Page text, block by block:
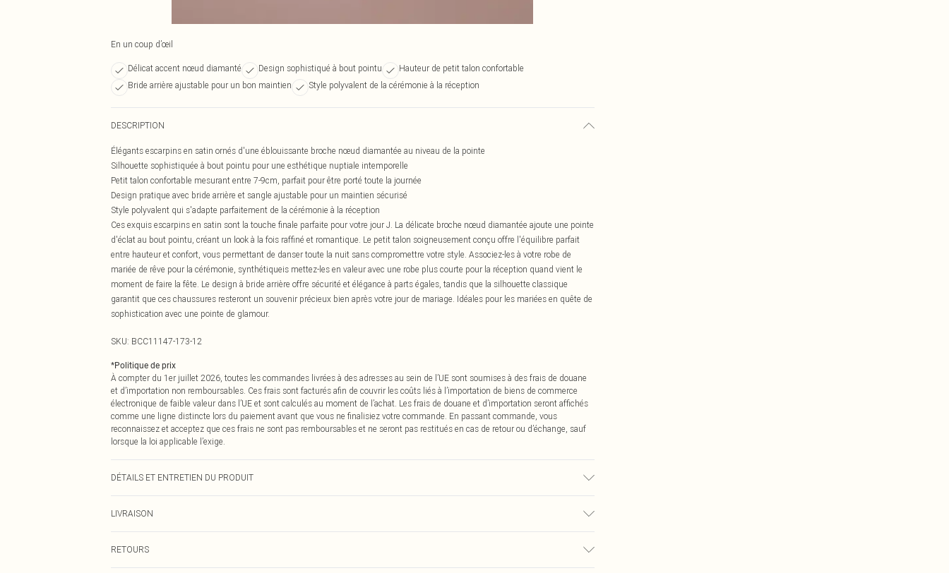
En un coup d’œil
Délicat accent nœud diamanté Design sophistiqué à bout pointu
Hauteur de petit talon confortable
Bride arrière ajustable pour un bon maintien
Style polyvalent de la cérémonie à la réception
DESCRIPTION
Élégants escarpins en satin ornés d'une éblouissante broche nœud diamantée au niveau de la pointe
Silhouette sophistiquée à bout pointu pour une esthétique nuptiale intemporelle
Petit talon confortable mesurant entre 7-9cm, parfait pour être porté toute la journée
Design pratique avec bride arrière et sangle ajustable pour un maintien sécurisé
Style polyvalent qui s'adapte parfaitement de la cérémonie à la réception
Ces exquis escarpins en satin sont la touche finale parfaite pour votre jour J. La délicate broche nœud diamantée ajoute une pointe
d'éclat au bout pointu, créant un look à la fois raffiné et romantique. Le petit talon soigneusement conçu offre l'équilibre parfait
entre hauteur et confort, vous permettant de danser toute la nuit sans compromettre votre style. Associez-les à votre robe de
mariée de rêve pour la cérémonie, synthétiqueis mettez-les en valeur avec une robe plus courte pour la réception quand vient le
moment de faire la fête. Le design à bride arrière offre sécurité et élégance à parts égales, tandis que la silhouette classique
garantit que ces chaussures resteront un souvenir précieux bien après votre jour de mariage. Idéales pour les mariées en quête de
sophistication avec une pointe de glamour.
SKU: BCC11147-173-12
*Politique de prix
À compter du 1er juillet 2026, toutes les commandes livrées à des adresses au sein de l’UE sont soumises à des frais de douane
et d’importation non remboursables. Ces frais sont facturés afin de couvrir les coûts liés à l’importation de biens de commerce
électronique de faible valeur dans l’UE et sont calculés au moment de l’achat. Les frais de douane et d’importation seront affichés
comme une ligne distincte lors du paiement avant que vous ne finalisiez votre commande. En passant commande, vous
reconnaissez et acceptez que ces frais ne sont pas remboursables et ne seront pas restitués en cas de retour ou d’échange, sauf
lorsque la loi applicable l’exige.
DÉTAILS ET ENTRETIEN DU PRODUIT
LIVRAISON
RETOURS